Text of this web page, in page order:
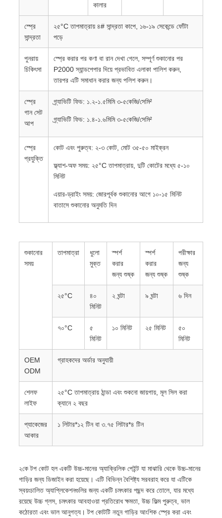
কালার
স্প্রে
সান্দ্রতা
২৫°C তাপমাত্রায় ৪# সান্দ্রতা কাপে, ১৬-১৯ সেকেন্ডে ফোঁটা
পড়ে
পুনরায়
চিকিৎসা
স্প্রে করার পর কণা বা রান দেখা গেলে, সম্পূর্ণ শুকানোর পর
P2000 স্যান্ডপেপার দিয়ে প্রভাবিত এলাকা পালিশ করুন,
তারপর এটি সমাধান করার জন্য পলিশ করুন।
স্প্রে
গান সেট
আপ
গ্র্যাভিটি ফিড: ১.২-১.৫মিমি ৩-৫কেজি/সেমি²
গ্র্যাভিটি ফিড: ১.৪-১.৬মিমি ৩-৫কেজি/সেমি²
স্প্রে
প্রযুক্তি
কোট এবং পুরুত্ব: ২-৩ কোট, মোট ৩৫-৫০ মাইক্রন
ফ্ল্যাশ-অফ সময়: ২৫°C তাপমাত্রায়, দুটি কোটের মধ্যে ৫-১০
মিনিট
এয়ার-ড্রাইং সময়: জোরপূর্বক শুকানোর আগে ১০-১৫ মিনিট
বাতাসে শুকানোর অনুমতি দিন
শুকানোর
সময়
তাপমাত্রা
ধুলো
মুক্ত
স্পর্শ
করার
জন্য শুষ্ক
স্পর্শ
করার
জন্য শুষ্ক
পরীক্ষার
জন্য
শুষ্ক
২৫°C
৪০
মিনিট
২ ঘন্টা ৯ ঘন্টা ৬ দিন
৭০°C
৫
মিনিট
১০ মিনিট ২৫ মিনিট
৫০
মিনিট
OEM
ODM
গ্রাহকদের অর্ডার অনুযায়ী
শেলফ
লাইফ
২৫°C তাপমাত্রায় ঠান্ডা এবং শুকনো জায়গায়, মূল সিল করা
ক্যানে ২ বছর
প্যাকেজের
আকার
১ লিটার*১২ টিন বা ৩.৭৫ লিটার*৪ টিন
২কে টপ কোট হল একটি উচ্চ-মানের অ্যাক্রিলিক পেইন্ট যা মাঝারি থেকে উচ্চ-মানের
গাড়ির জন্য ডিজাইন করা হয়েছে। এটি বিভিন্ন বৈশিষ্ট্য সরবরাহ করে যা এটিকে
স্বয়ংচালিত অ্যাপ্লিকেশনগুলির জন্য একটি চমৎকার পছন্দ করে তোলে, যার মধ্যে
রয়েছে উচ্চ গ্লস, চমৎকার আবহাওয়া প্রতিরোধ ক্ষমতা, উচ্চ ফিল্ম পুরুত্ব, ভাল
কঠোরতা এবং ভাল আনুগত্য। টপ কোটটি নতুন গাড়ির আংশিক স্প্রে করা এবং